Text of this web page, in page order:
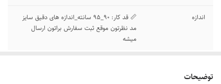
اندازه
📏 قد کار: 90_95 سانته_اندازه های دقیق سایز
مد نظرتون موقع ثبت سفارش براتون ارسال
میشه
توضیحات